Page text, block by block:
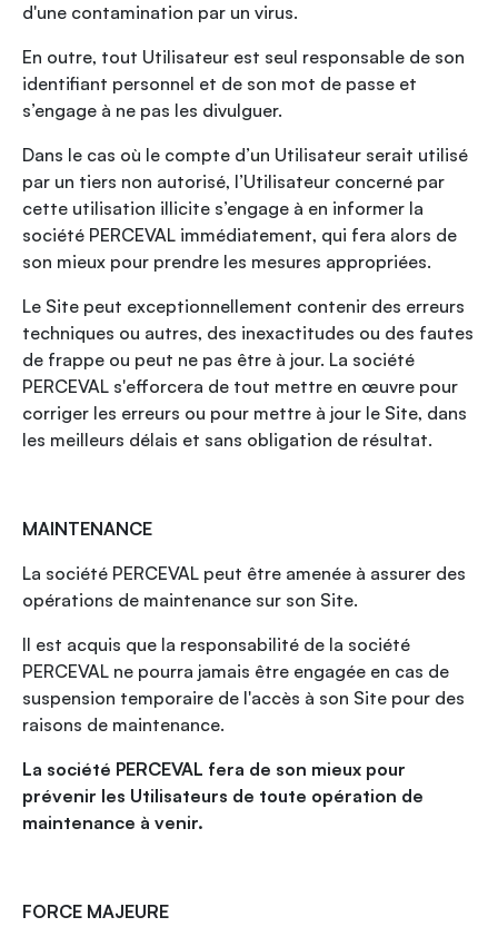
d'une contamination par un virus.
En outre, tout Utilisateur est seul responsable de son
identifiant personnel et de son mot de passe et
s’engage à ne pas les divulguer.
Dans le cas où le compte d’un Utilisateur serait utilisé
par un tiers non autorisé, l’Utilisateur concerné par
cette utilisation illicite s’engage à en informer la
société PERCEVAL immédiatement, qui fera alors de
son mieux pour prendre les mesures appropriées.
Le Site peut exceptionnellement contenir des erreurs
techniques ou autres, des inexactitudes ou des fautes
de frappe ou peut ne pas être à jour. La société
PERCEVAL s'efforcera de tout mettre en œuvre pour
corriger les erreurs ou pour mettre à jour le Site, dans
les meilleurs délais et sans obligation de résultat.
MAINTENANCE
La société PERCEVAL peut être amenée à assurer des
opérations de maintenance sur son Site.
Il est acquis que la responsabilité de la société
PERCEVAL ne pourra jamais être engagée en cas de
suspension temporaire de l'accès à son Site pour des
raisons de maintenance.
La société PERCEVAL fera de son mieux pour
prévenir les Utilisateurs de toute opération de
maintenance à venir.
FORCE MAJEURE